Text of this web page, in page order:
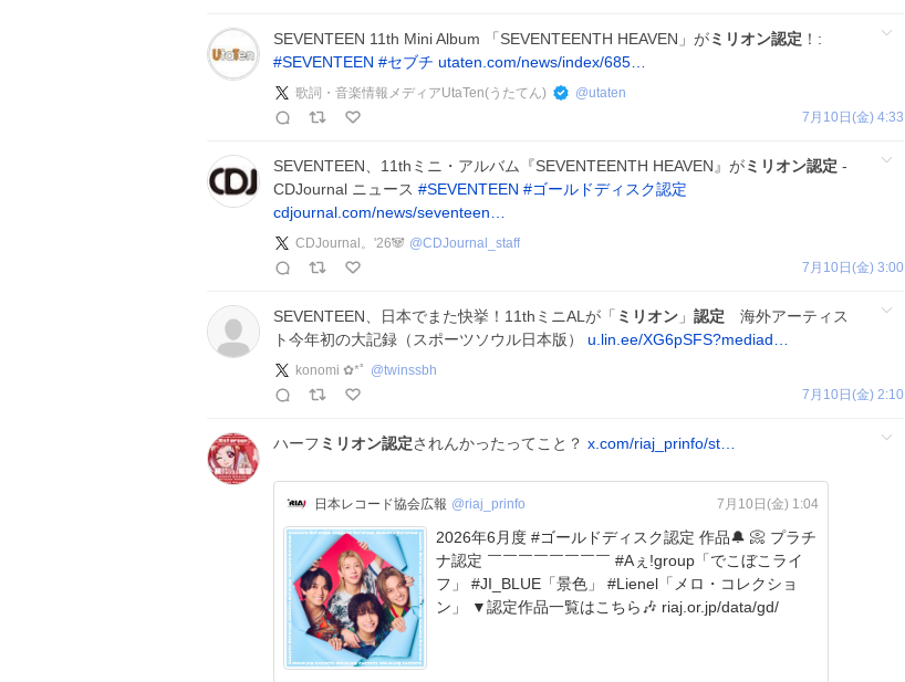
SEVENTEEN 11th Mini Album 「SEVENTEENTH HEAVEN」がミリオン認定 ！:
#SEVENTEEN #セブチ utaten.com/news/index/685…
歌詞・音楽情報メディアUtaTen(うたてん) @utaten
7月10日(金) 4:33
SEVENTEEN、11thミニ・アルバム『SEVENTEENTH HEAVEN』がミリオン認定 -
CDJournal ニュース #SEVENTEEN #ゴールドディスク認定
cdjournal.com/news/seventeen…
CDJournal。'26🐼 @CDJournal_staff
7月10日(金) 3:00
SEVENTEEN、日本でまた快挙！11thミニALが「 ミリオン 」 認定 海外アーティス
ト今年初の大記録（スポーツソウル日本版） u.lin.ee/XG6pSFS?mediad…
konomi ✿*ﾟ @twinssbh
7月10日(金) 2:10
ハーフ ミリオン認定されんかったってこと？ x.com/riaj_prinfo/st…
日本レコード協会広報 @riaj_prinfo 7月10日(金) 1:04
2026年6月度 #ゴールドディスク認定 作品🔔 📀 プラチ
ナ認定 ￣￣￣￣￣￣￣￣ #Aぇǃgroup「でこぼこライ
フ」 #JI_BLUE「景色」 #Lienel「メロ・コレクショ
ン」 ▼認定作品一覧はこちら🎶 riaj.or.jp/data/gd/